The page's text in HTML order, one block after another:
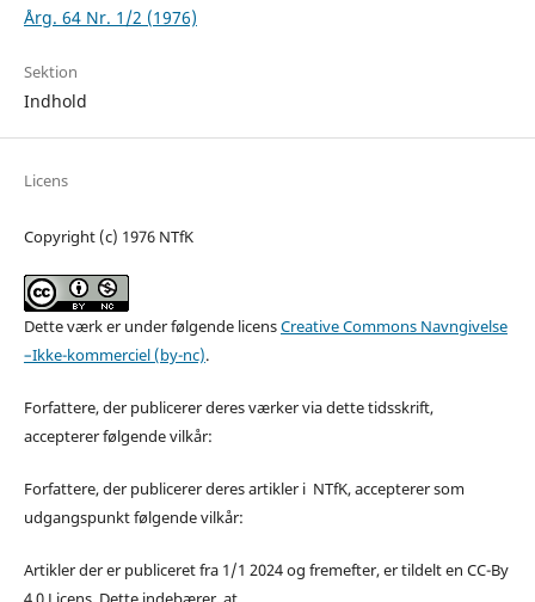
Årg. 64 Nr. 1/2 (1976)
Sektion
Indhold
Licens
Copyright (c) 1976 NTfK
Dette værk er under følgende licensCreative Commons Navngivelse
–Ikke-kommerciel (by-nc).
Forfattere, der publicerer deres værker via dette tidsskrift,
accepterer følgende vilkår:
Forfattere, der publicerer deres artikler i NTfK, accepterer som
udgangspunkt følgende vilkår:
Artikler der er publiceret fra 1/1 2024 og fremefter, er tildelt en CC-By